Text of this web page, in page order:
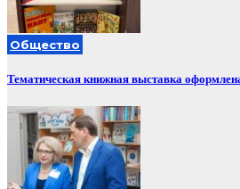
Общество
Тематическая книжная выставка